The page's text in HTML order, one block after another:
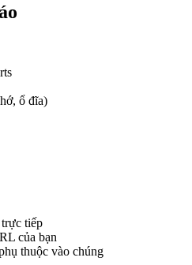
ổ đĩa)
tiếp
của bạn
thuộc vào chúng